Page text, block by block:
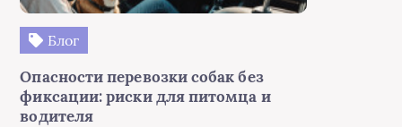
Блог
Опасности перевозки собак без
фиксации: риски для питомца и
водителя